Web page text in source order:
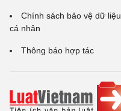
Chính sách bảo vệ dữ liệu
cá nhân
Thông báo hợp tác